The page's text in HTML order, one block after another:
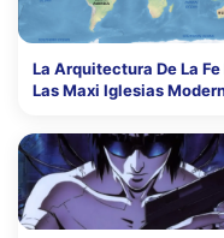
La Arquitectura De La Fe
Las Maxi Iglesias